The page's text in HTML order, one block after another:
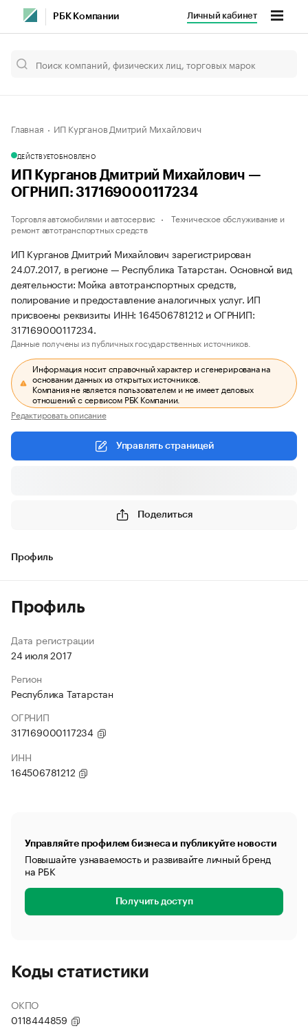
РБК Компании Личный кабинет
Главная ИП Курганов Дмитрий Михайлович
ДЕЙСТВУЕТОБНОВЛЕНО
ИП Курганов Дмитрий Михайлович —
ОГРНИП: 317169000117234
Торговля автомобилями и автосервис
Техническое обслуживание и
ремонт автотранспортных средств
ИП Курганов Дмитрий Михайлович зарегистрирован
24.07.2017, в регионе — Республика Татарстан. Основной вид
деятельности: Мойка автотранспортных средств,
полирование и предоставление аналогичных услуг. ИП
присвоены реквизиты ИНН: 164506781212 и ОГРНИП:
317169000117234.
Данные получены из публичных государственных источников.
Информация носит справочный характер и сгенерирована на
основании данных из открытых источников.
Компания не является пользователем и не имеет деловых
отношений с сервисом РБК Компании.
Редактировать описание
Управлять страницей
Поделиться
Профиль
Профиль
Дата регистрации
24 июля 2017
Регион
Республика Татарстан
ОГРНИП
317169000117234
ИНН
164506781212
Управляйте профилем бизнеса и публикуйте новости
Повышайте узнаваемость и развивайте личный бренд
на РБК
Получить доступ
Коды статистики
ОКПО
0118444859